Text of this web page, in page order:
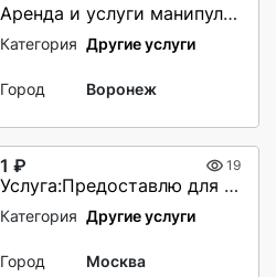
Аренда и услуги манипулятора-вездехода, стрела 7 т, 21.7 м, борт 10 т, 7 м
Категория Другие услуги
Город Воронеж
1 ₽ 19
Услуга:Предоставлю для продажи оборудование (Китай).
Категория Другие услуги
Город Москва